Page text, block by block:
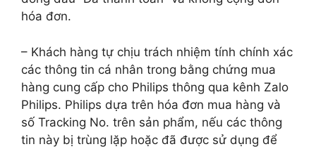
hóa đơn.
– Khách hàng tự chịu trách nhiệm tính chính xác
các thông tin cá nhân trong bằng chứng mua
hàng cung cấp cho Philips thông qua kênh Zalo
Philips. Philips dựa trên hóa đơn mua hàng và
số Tracking No. trên sản phẩm, nếu các thông
tin này bị trùng lặp hoặc đã được sử dụng để